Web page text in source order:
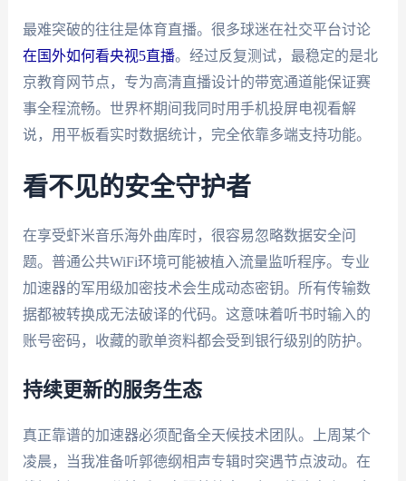
最难突破的往往是体育直播。很多球迷在社交平台讨论
在国外如何看央视5直播。经过反复测试，最稳定的是北
京教育网节点，专为高清直播设计的带宽通道能保证赛
事全程流畅。世界杯期间我同时用手机投屏电视看解
说，用平板看实时数据统计，完全依靠多端支持功能。
看不见的安全守护者
在享受虾米音乐海外曲库时，很容易忽略数据安全问
题。普通公共WiFi环境可能被植入流量监听程序。专业
加速器的军用级加密技术会生成动态密钥。所有传输数
据都被转换成无法破译的代码。这意味着听书时输入的
账号密码，收藏的歌单资料都会受到银行级别的防护。
持续更新的服务生态
真正靠谱的加速器必须配备全天候技术团队。上周某个
凌晨，当我准备听郭德纲相声专辑时突遇节点波动。在